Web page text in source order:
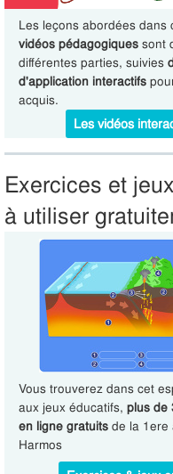
Les leçons abordées dans
vidéos pédagogiquessont
différentes parties, suivies
d'application interactifs
acquis.
Les vidéos
Exercices et
à utiliser
Vous trouverez dans cet
aux jeux éducatifs, plus de
en ligne gratuitsde la 1ere
Harmos